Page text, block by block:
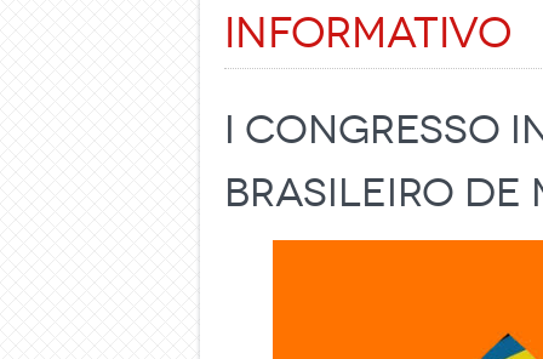
Informativo
I Congresso
Brasileiro de